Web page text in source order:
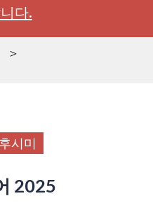
다.
시미
2025